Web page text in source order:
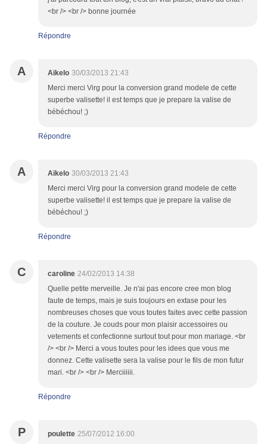
<br /> <br /> bonne journée
Répondre
A Aïkelo 30/03/2013 21:43
Merci merci Virg pour la conversion grand modele de cette
superbe valisette! il est temps que je prepare la valise de
bébéchou! ;)
Répondre
A Aïkelo 30/03/2013 21:43
Merci merci Virg pour la conversion grand modele de cette
superbe valisette! il est temps que je prepare la valise de
bébéchou! ;)
Répondre
C caroline 24/02/2013 14:38
Quelle petite merveille. Je n'ai pas encore cree mon blog
faute de temps, mais je suis toujours en extase pour les
nombreuses choses que vous toutes faites avec cette passion
de la couture. Je couds pour mon plaisir accessoires ou
vetements et confectionne surtout tout pour mon mariage. <br
/> <br /> Merci a vous toutes pour les idees que vous me
donnez. Cette valisette sera la valise pour le fils de mon futur
mari. <br /> <br /> Merciiiiii.
Répondre
P poulette 25/07/2012 16:00